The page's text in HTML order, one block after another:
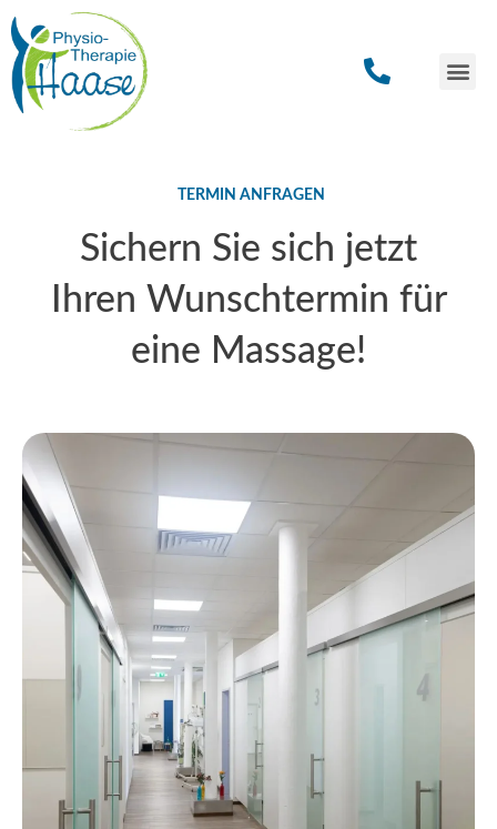
TERMIN ANFRAGEN
Sichern Sie sich jetzt
Ihren Wunschtermin für
eine Massage!